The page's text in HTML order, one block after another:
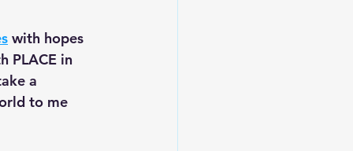
with hopes
PLACE in
a
to me